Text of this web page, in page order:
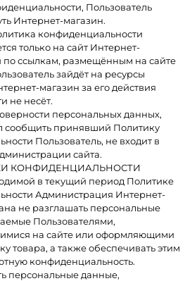
Пользователь
Интернет-магазин.
конфиденциальности
только на сайт Интернет-
по ссылкам, размещённым на сайте
зайдёт на ресурсы
магазин за его действия
не несёт.
персональных данных,
сообщить принявший Политику
Пользователь, не входит в
сайта.
КОНФИДЕНЦИАЛЬНОСТИ
в текущий период Политике
Администрация Интернет-
не разглашать персональные
Пользователями,
на сайте или оформляющими
товара, а также обеспечивать этим
конфиденциальность.
персональные данные,